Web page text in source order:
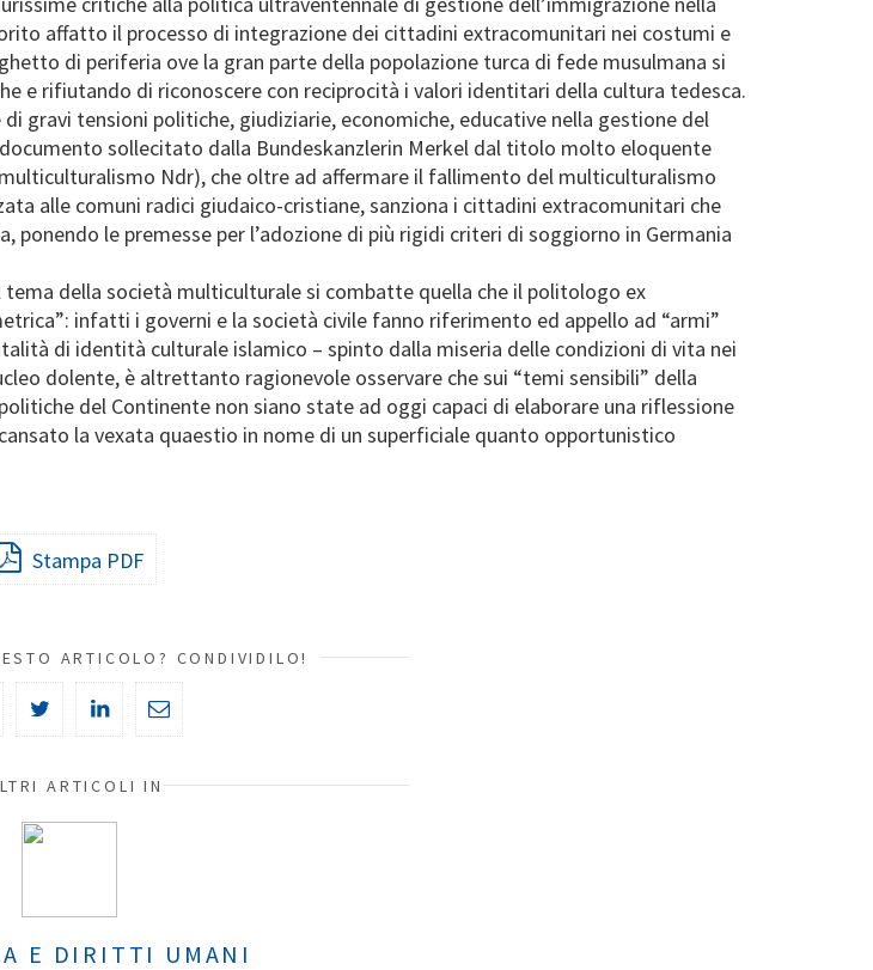
affatto il processo di integrazione dei cittadini extracomunitari nei costumi e
di periferia ove la gran parte della popolazione turca di fede musulmana si
e rifiutando di riconoscere con reciprocità i valori identitari della cultura tedesca.
gravi tensioni politiche, giudiziarie, economiche, educative nella gestione del
sollecitato dalla Bundeskanzlerin Merkel dal titolo molto eloquente
Ndr), che oltre ad affermare il fallimento del multiculturalismo
alle comuni radici giudaico-cristiane, sanziona i cittadini extracomunitari che
le premesse per l’adozione di più rigidi criteri di soggiorno in Germania
tema della società multiculturale si combatte quella che il politologo ex
infatti i governi e la società civile fanno riferimento ed appello ad “armi”
di identità culturale islamico – spinto dalla miseria delle condizioni di vita nei
dolente, è altrettanto ragionevole osservare che sui “temi sensibili” della
del Continente non siano state ad oggi capaci di elaborare una riflessione
la vexata quaestio in nome di un superficiale quanto opportunistico
Stampa PDF
ARTICOLO? CONDIVIDILO!
ARTICOLI IN
E DIRITTI UMANI